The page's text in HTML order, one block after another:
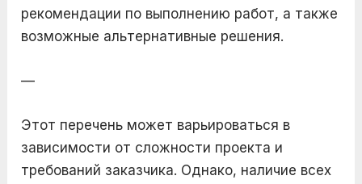
рекомендации по выполнению работ, а также
возможные альтернативные решения.
—
Этот перечень может варьироваться в
зависимости от сложности проекта и
требований заказчика. Однако, наличие всех